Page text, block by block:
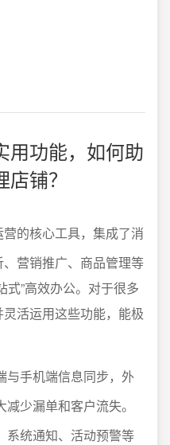
用功能，如何助
铺？
的核心工具，集成了消
营销推广、商品管理等
式”高效办公。对于很多
活运用这些功能，能极
与手机端信息同步，外
少漏单和客户流失。
系统通知、活动预警等